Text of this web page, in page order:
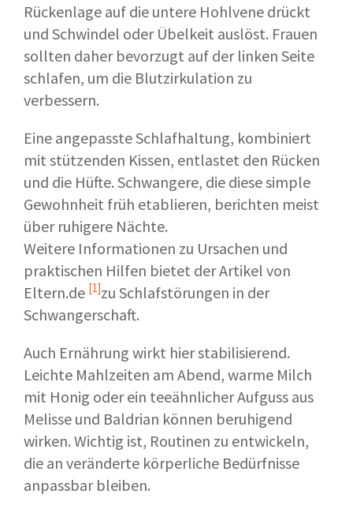
Rückenlage auf die untere Hohlvene drückt
und Schwindel oder Übelkeit auslöst. Frauen
sollten daher bevorzugt auf der linken Seite
schlafen, um die Blutzirkulation zu
verbessern.
Eine angepasste Schlafhaltung, kombiniert
mit stützenden Kissen, entlastet den Rücken
und die Hüfte. Schwangere, die diese simple
Gewohnheit früh etablieren, berichten meist
über ruhigere Nächte.
Weitere Informationen zu Ursachen und
praktischen Hilfen bietet der Artikel von
Eltern.de [1]zu Schlafstörungen in der
Schwangerschaft.
Auch Ernährung wirkt hier stabilisierend.
Leichte Mahlzeiten am Abend, warme Milch
mit Honig oder ein teeähnlicher Aufguss aus
Melisse und Baldrian können beruhigend
wirken. Wichtig ist, Routinen zu entwickeln,
die an veränderte körperliche Bedürfnisse
anpassbar bleiben.